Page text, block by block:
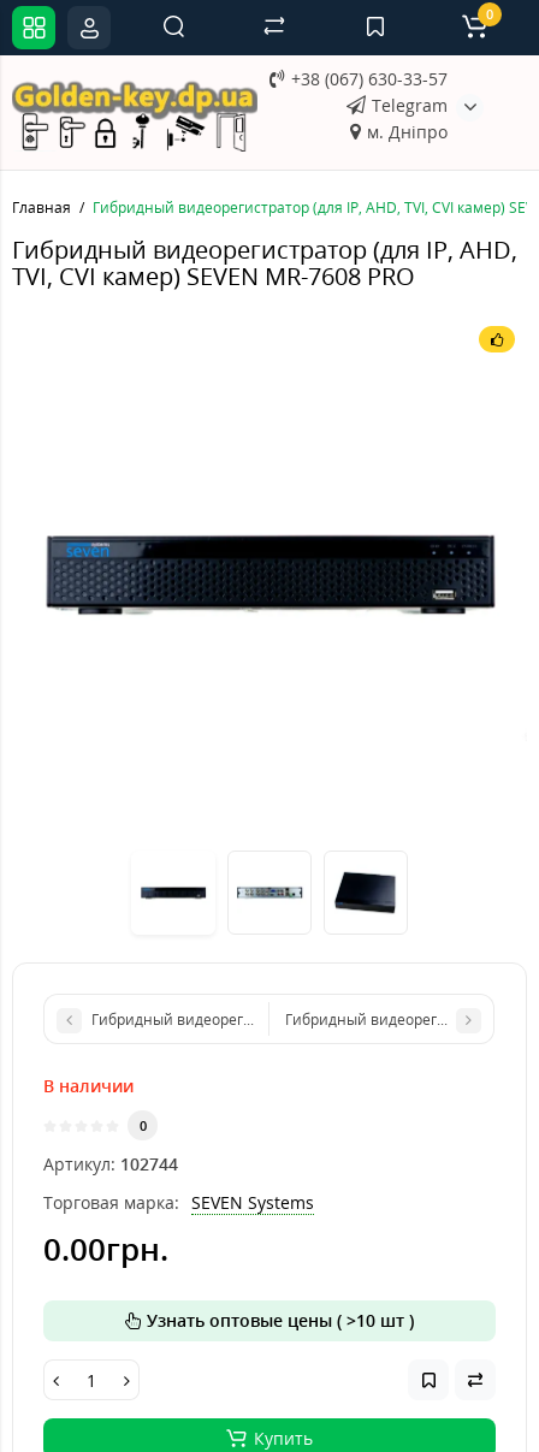
+38 (067) 630-33-57
Telegram
м. Дніпро
0
Главная Гибридный видеорегистратор (для IP, AHD, TVI, CVI камер)
Гибридный видеорегистратор (для IP, AHD,
TVI, CVI камер) SEVEN MR-7608 PRO
Гибридный видеорегистратор (для IP, AHD, TVI, CVI камер)
Гибридный видеорегистратор (для
В наличии
0
Артикул: 102744
Торговая марка: SEVEN Systems
0.00грн.
Узнать оптовые цены ( >10 шт )
Купить